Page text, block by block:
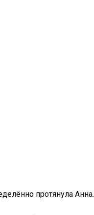
протянула Анна.